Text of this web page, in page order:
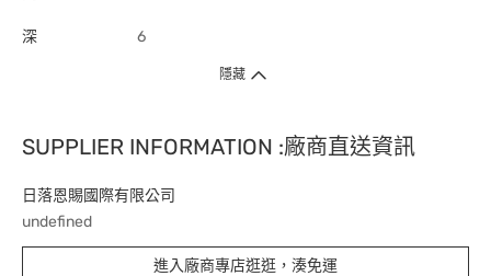
深 6
隱藏
SUPPLIER INFORMATION :廠商直送資訊
日落恩賜國際有限公司
undefined
進入廠商專店逛逛，湊免運